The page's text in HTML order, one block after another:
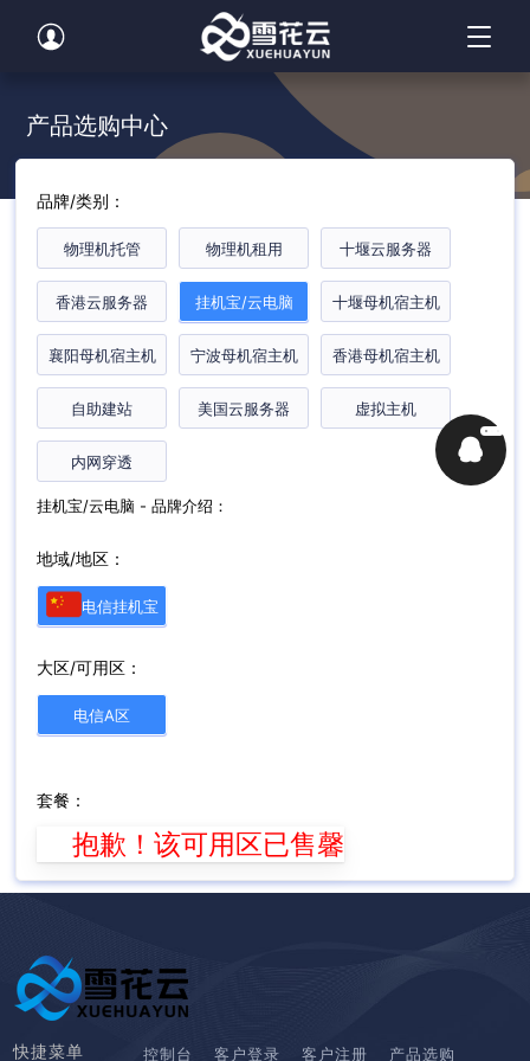
产品选购中心
品牌/类别：
物理机托管 物理机租用 十堰云服务器
香港云服务器 挂机宝/云电脑 十堰母机宿主机
襄阳母机宿主机 宁波母机宿主机 香港母机宿主机
自助建站 美国云服务器 虚拟主机
内网穿透
挂机宝/云电脑 - 品牌介绍：
地域/地区：
电信挂机宝
大区/可用区：
电信A区
套餐：
抱歉！该可用区已售馨
快捷菜单 控制台 客户登录 客户注册 产品选购
